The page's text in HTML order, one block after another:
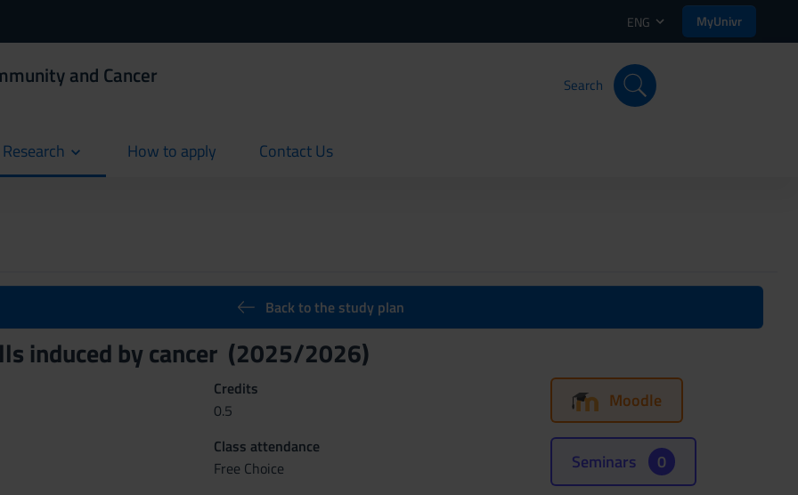
ENG MyUnivr
and Cancer Search
How to apply
current Contact Us
current
Back to the study plan
induced by cancer (2025/2026)
Credits
0.5
Class attendance
Free Choice
Moodle
Seminars 0